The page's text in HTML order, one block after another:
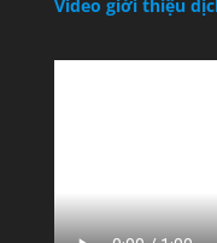
Video giới thiệu